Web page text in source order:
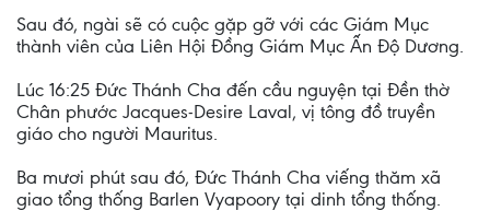
Sau đó, ngài sẽ có cuộc gặp gỡ với các Giám Mục
thành viên của Liên Hội Đồng Giám Mục Ấn Độ Dương.
Lúc 16:25 Đức Thánh Cha đến cầu nguyện tại Đền thờ
Chân phước Jacques-Desire Laval, vị tông đồ truyền
giáo cho người Mauritus.
Ba mươi phút sau đó, Đức Thánh Cha viếng thăm xã
giao tổng thống Barlen Vyapoory tại dinh tổng thống.